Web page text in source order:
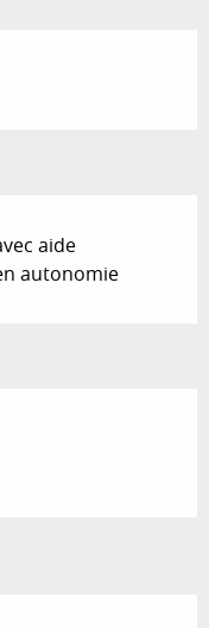
aide
autonomie